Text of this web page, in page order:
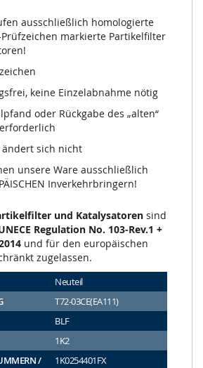
ausschließlich homologierte
markierte Partikelfilter
keine Einzelabnahme nötig
oder Rückgabe des „alten“
erforderlich
ändert sich nicht
unsere Ware ausschließlich
Inverkehrbringern!
und Katalysatoren sind
Regulation No. 103-Rev.1 +
und für den europäischen
zugelassen.
Neuteil
T72-03CE(EA111)
BLF
1K2
/
1K0254401FX